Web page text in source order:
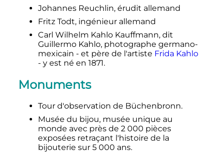
Johannes Reuchlin, érudit allemand
Fritz Todt, ingénieur allemand
Carl Wilhelm Kahlo Kauffmann, dit
Guillermo Kahlo, photographe germano-
mexicain - et père de l'artiste Frida Kahlo
- y est né en 1871.
Monuments
Tour d'observation de Büchenbronn.
Musée du bijou, musée unique au
monde avec près de 2 000 pièces
exposées retraçant l'histoire de la
bijouterie sur 5 000 ans.